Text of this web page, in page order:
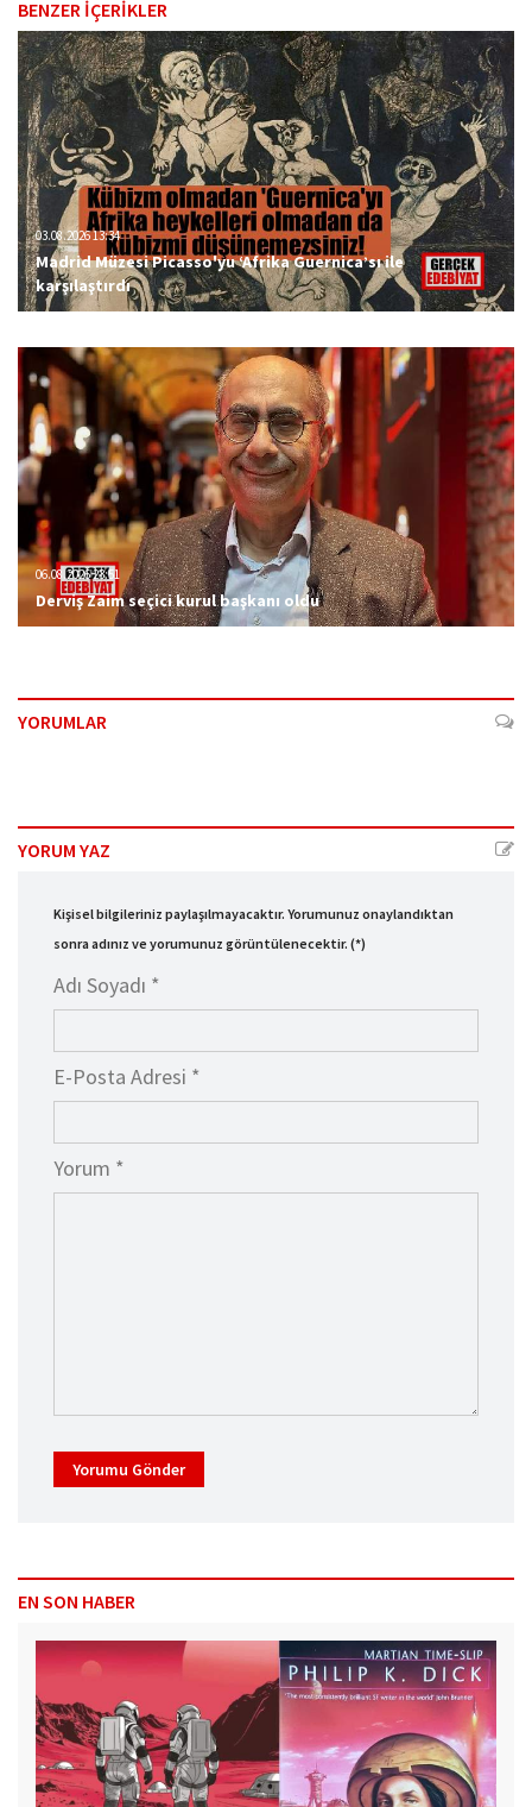
BENZER İÇERİKLER
03.08.2026 13:34
Madrid Müzesi Picasso'yu ‘Afrika Guernica’sı ile
karşılaştırdı
06.08.2026 23:51
Derviş Zaim seçici kurul başkanı oldu
YORUMLAR
YORUM YAZ
Kişisel bilgileriniz paylaşılmayacaktır. Yorumunuz onaylandıktan
sonra adınız ve yorumunuz görüntülenecektir. (*)
Adı Soyadı *
E-Posta Adresi *
Yorum *
Yorumu Gönder
EN SON HABER